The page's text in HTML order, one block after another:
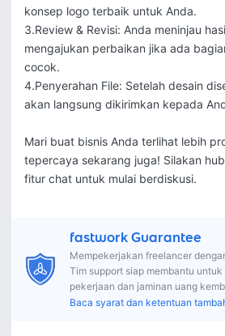
konsep logo terbaik untuk Anda.
3.Review & Revisi: Anda meninjau
mengajukan perbaikan jika ada
cocok.
4.Penyerahan File: Setelah desain
akan langsung dikirimkan kepada
Mari buat bisnis Anda terlihat lebih
tepercaya sekarang juga! Silakan
fitur chat untuk mulai berdiskusi.
fastwork Guarantee
Mempekerjakan freelancer
Tim support siap membantu
pekerjaan dan jaminan uang
Baca syarat dan ketentuan